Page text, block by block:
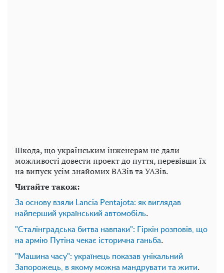
Шкода, що українським інженерам не дали
можливості довести проект до пуття, перевівши їх
на випуск усім знайомих ВАЗів та УАЗів.
Читайте також:
За основу взяли Lancia Pentajota: як виглядав
найперший український автомобіль.
"Сталінградська битва навпаки": Гіркін розповів, що
на армію Путіна чекає історична ганьба.
"Машина часу": українець показав унікальний
Запорожець, в якому можна мандрувати та жити.